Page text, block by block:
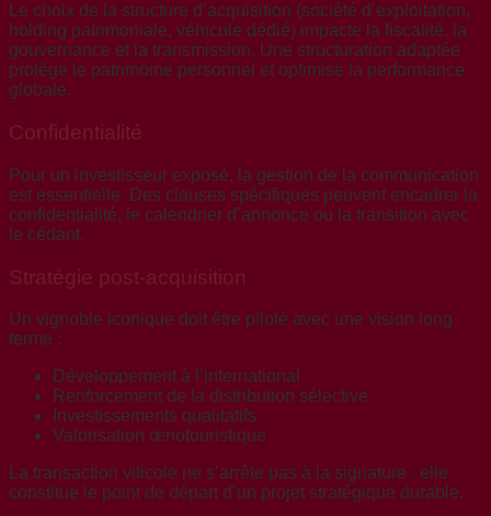
Le choix de la structure d’acquisition (société d’exploitation,
holding patrimoniale, véhicule dédié) impacte la fiscalité, la
gouvernance et la transmission. Une structuration adaptée
protège le patrimoine personnel et optimise la performance
globale.
Confidentialité
Pour un investisseur exposé, la gestion de la communication
est essentielle. Des clauses spécifiques peuvent encadrer la
confidentialité, le calendrier d’annonce ou la transition avec
le cédant.
Stratégie post-acquisition
Un vignoble iconique doit être piloté avec une vision long
terme :
Développement à l’international
Renforcement de la distribution sélective
Investissements qualitatifs
Valorisation œnotouristique
La transaction viticole ne s’arrête pas à la signature : elle
constitue le point de départ d’un projet stratégique durable.